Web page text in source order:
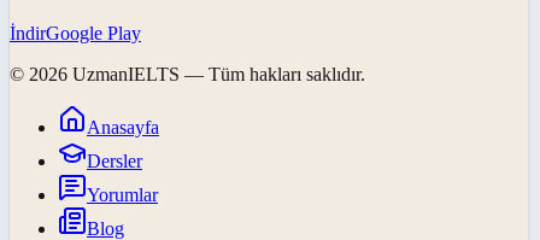
İndirGoogle Play
© 2026 UzmanIELTS — Tüm hakları saklıdır.
Anasayfa
Dersler
Yorumlar
Blog